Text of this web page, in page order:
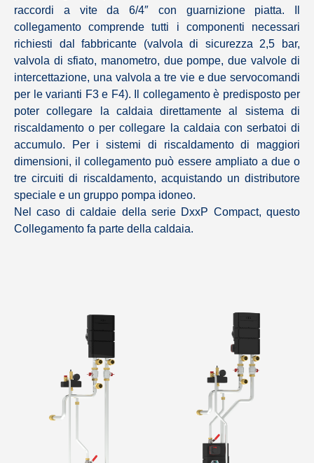
raccordi a vite da 6/4″ con guarnizione piatta. Il
collegamento comprende tutti i componenti necessari
richiesti dal fabbricante (valvola di sicurezza 2,5 bar,
valvola di sfiato, manometro, due pompe, due valvole di
intercettazione, una valvola a tre vie e due servocomandi
per le varianti F3 e F4). Il collegamento è predisposto per
poter collegare la caldaia direttamente al sistema di
riscaldamento o per collegare la caldaia con serbatoi di
accumulo. Per i sistemi di riscaldamento di maggiori
dimensioni, il collegamento può essere ampliato a due o
tre circuiti di riscaldamento, acquistando un distributore
speciale e un gruppo pompa idoneo.
Nel caso di caldaie della serie DxxP Compact, questo
Collegamento fa parte della caldaia.